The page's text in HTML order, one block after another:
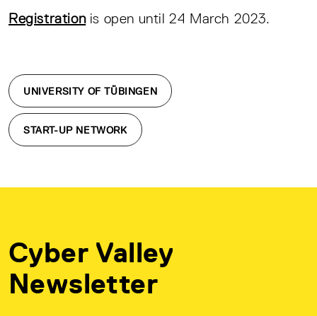
Registrationis open until 24 March 2023.
UNIVERSITY OF TÜBINGEN
START-UP NETWORK
Cyber Valley
Newsletter